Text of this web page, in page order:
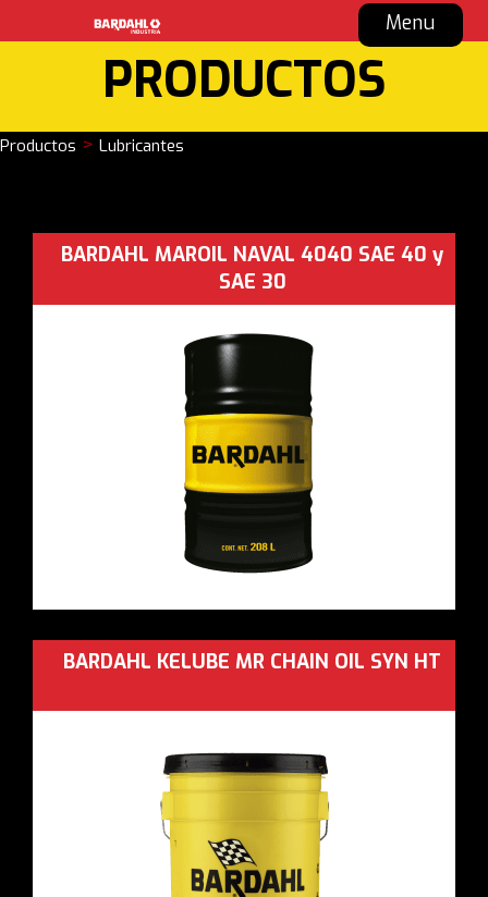
Menu
PRODUCTOS
Productos > Lubricantes
BARDAHL MAROIL NAVAL 4040 SAE 40 y
SAE 30
BARDAHL KELUBE MR CHAIN OIL SYN HT